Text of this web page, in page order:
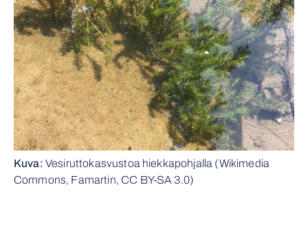
Kuva: Vesiruttokasvustoa hiekkapohjalla (Wikimedia
Commons, Famartin, CC BY-SA 3.0)